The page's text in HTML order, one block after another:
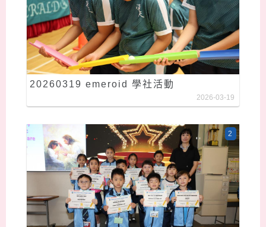
20260319 emeroid 學社活動
2026-03-19
2